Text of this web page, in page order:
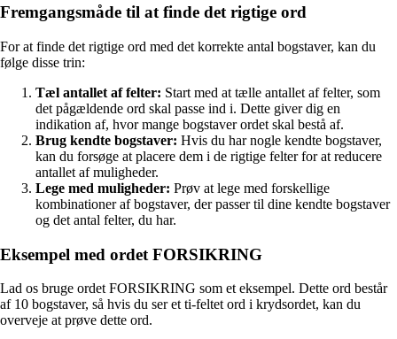
Fremgangsmåde til at finde det rigtige ord
For at finde det rigtige ord med det korrekte antal bogstaver, kan du
følge disse trin:
Tæl antallet af felter: Start med at tælle antallet af felter, som
det pågældende ord skal passe ind i. Dette giver dig en
indikation af, hvor mange bogstaver ordet skal bestå af.
Brug kendte bogstaver: Hvis du har nogle kendte bogstaver,
kan du forsøge at placere dem i de rigtige felter for at reducere
antallet af muligheder.
Lege med muligheder: Prøv at lege med forskellige
kombinationer af bogstaver, der passer til dine kendte bogstaver
og det antal felter, du har.
Eksempel med ordet FORSIKRING
Lad os bruge ordet FORSIKRING som et eksempel. Dette ord består
af 10 bogstaver, så hvis du ser et ti-feltet ord i krydsordet, kan du
overveje at prøve dette ord.